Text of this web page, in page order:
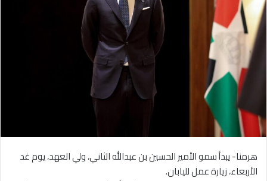
هرمنا- يبدأ سمو الأمير الحسين بن عبدالله الثاني، ولي العهد، يوم غد
الأربعاء، زيارة عمل لليابان.